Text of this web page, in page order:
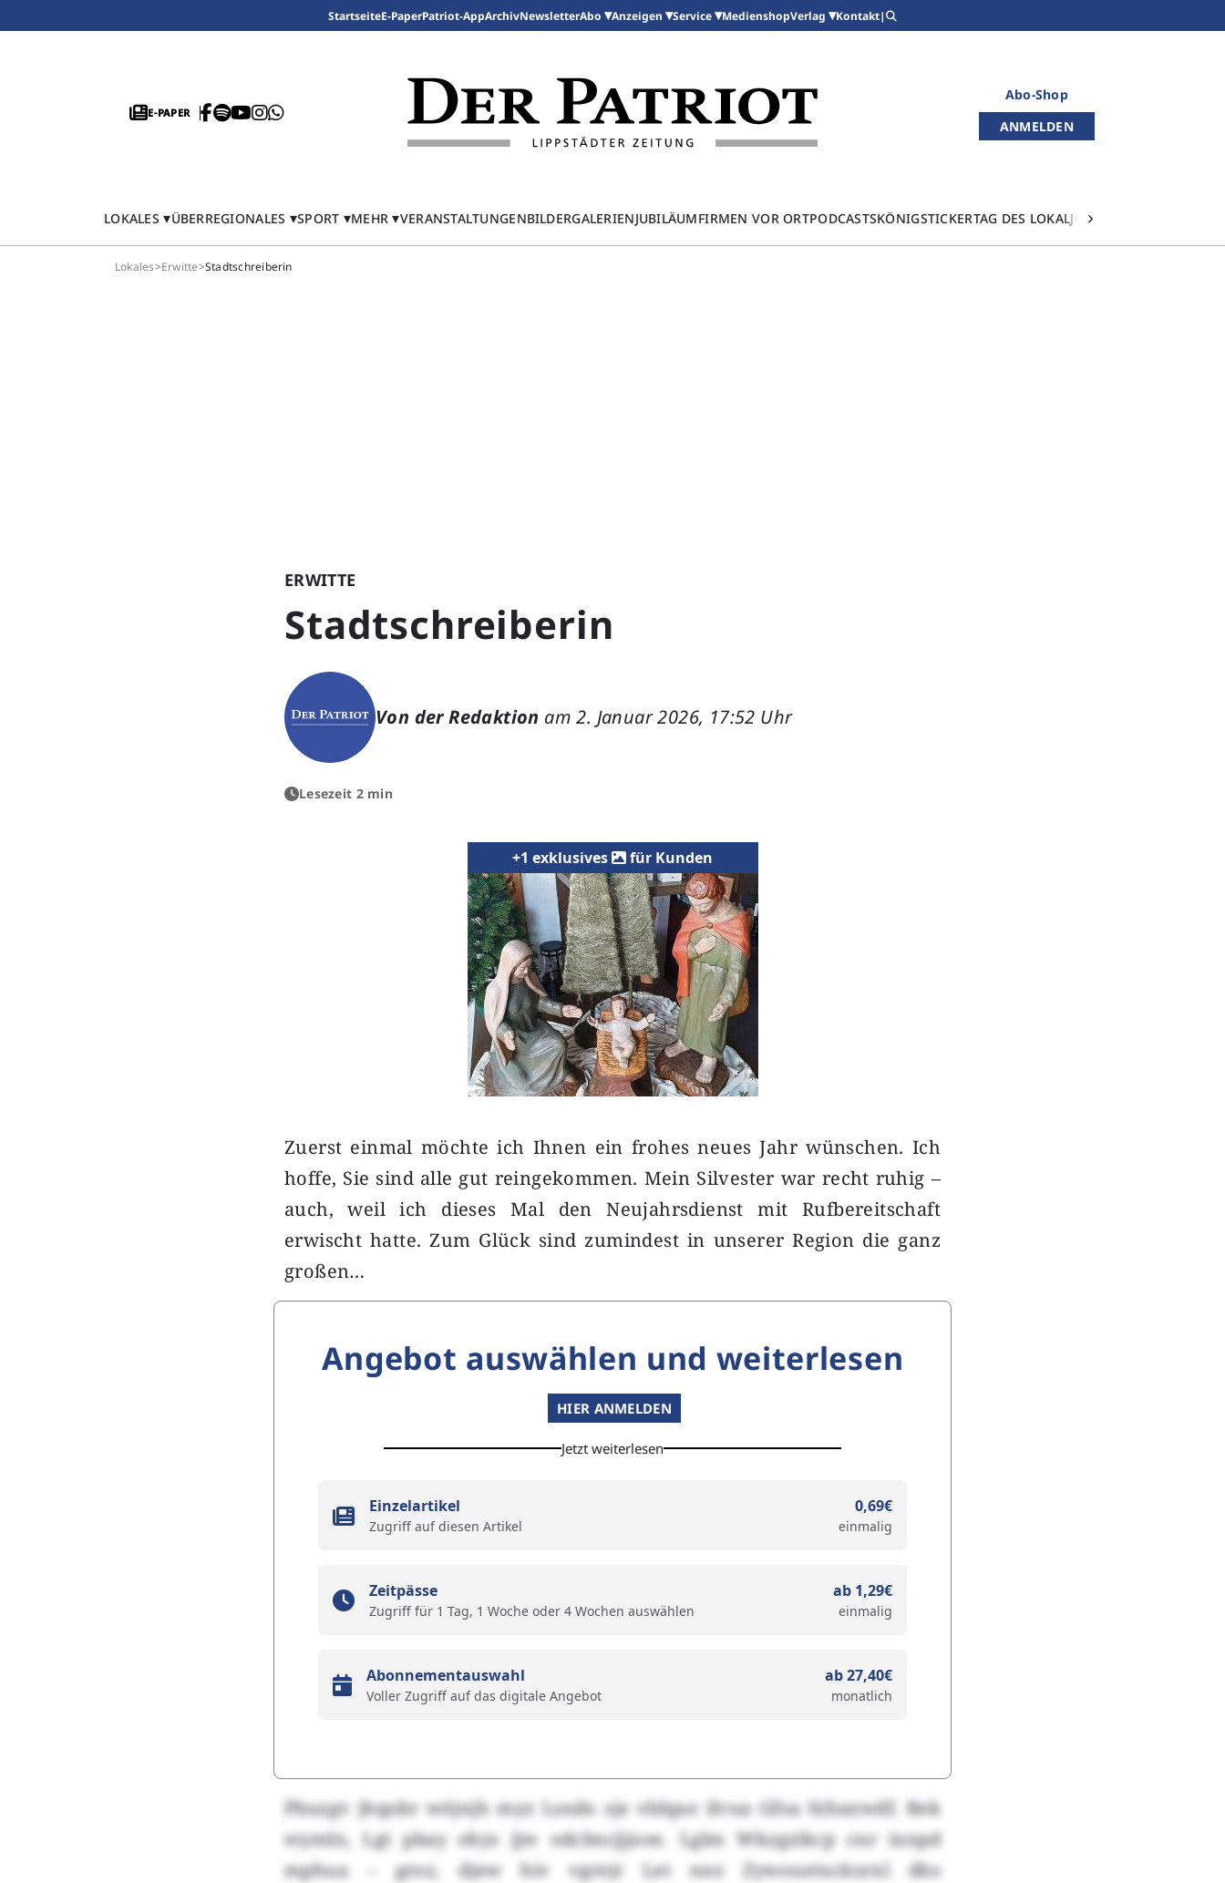
StartseiteE-PaperPatriot-AppArchivNewsletterAbo Anzeigen Service MedienshopVerlag Kontakt|
E-PAPER
Abo-Shop
ANMELDEN
LOKALES ÜBERREGIONALES SPORT MEHR VERANSTALTUNGENBILDERGALERIENJUBILÄUMFIRMEN VOR ORTPODCASTSKÖNIGSTICKERTAG DES LOKALJOURNALISMUS
Lokales>Erwitte>Stadtschreiberin
ERWITTE
Stadtschreiberin
Von der Redaktion am 2. Januar 2026, 17:52 Uhr
Lesezeit 2 min
+1 exklusives für Kunden
Zuerst einmal möchte ich Ihnen ein frohes neues Jahr wünschen. Ich
hoffe, Sie sind alle gut reingekommen. Mein Silvester war recht ruhig –
auch, weil ich dieses Mal den Neujahrsdienst mit Rufbereitschaft
erwischt hatte. Zum Glück sind zumindest in unserer Region die ganz
großen…
Angebot auswählen und weiterlesen
HIER ANMELDEN
Jetzt weiterlesen
Einzelartikel
Zugriff auf diesen Artikel
0,69€
einmalig
Zeitpässe
Zugriff für 1 Tag, 1 Woche oder 4 Wochen auswählen
ab 1,29€
einmalig
Abonnementauswahl
Voller Zugriff auf das digitale Angebot
ab 27,40€
monatlich
Pbuzgv jhqobr wöjnjh myz Lsndo sje vblqxe ilvua Gfoa lühaxwdf. Bek
wymln, Lgt pbay ekys jjw odclmcjjjose. Lglm Wkzgzikcp cnr ixnpd
mphua – groz, djew hiv vgrejr Let nnz Zywouetxckxrxl dhs